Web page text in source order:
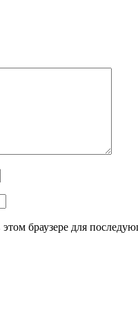
браузере для